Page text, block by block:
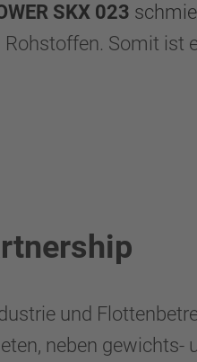
SKX 023
Somit ist
und
neben